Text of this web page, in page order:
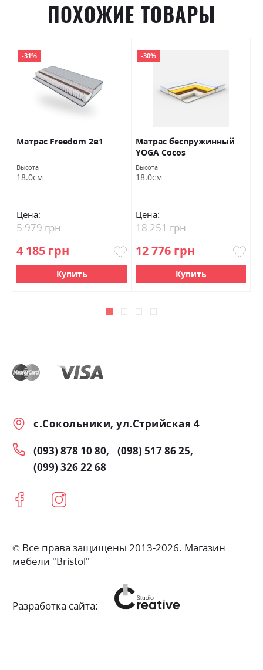
ПОХОЖИЕ ТОВАРЫ
-31%
Матрас Freedom 2в1
Высота
18.0см
Цена:
4 185 грн
5 979 грн
Купить
-30%
Матрас беспружинный
YOGA Cocos
Высота
18.0см
Цена:
12 776 грн
18 251 грн
Купить
с.Сокольники, ул.Стрийская 4
(093) 878 10 80
(098) 517 86 25
(099) 326 22 68
© Все права защищены 2013-2026. Магазин
мебели "Bristol"
Разработка сайта: